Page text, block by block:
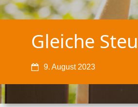
Gleiche
9. August 2023